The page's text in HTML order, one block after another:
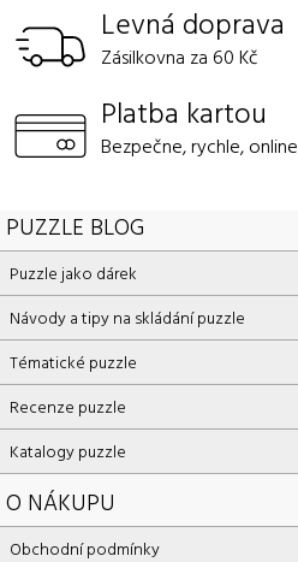
Levná doprava
Zásilkovna za 60 Kč
Platba kartou
Bezpečne, rychle, online
PUZZLE BLOG
Puzzle jako dárek
Návody a tipy na skládání puzzle
Tématické puzzle
Recenze puzzle
Katalogy puzzle
O NÁKUPU
Obchodní podmínky